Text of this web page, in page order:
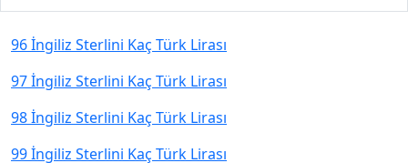
96 İngiliz Sterlini Kaç Türk Lirası
97 İngiliz Sterlini Kaç Türk Lirası
98 İngiliz Sterlini Kaç Türk Lirası
99 İngiliz Sterlini Kaç Türk Lirası